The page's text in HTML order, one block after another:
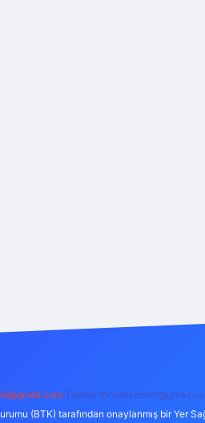
Teams:
(BTK) tarafından onaylanmış bir